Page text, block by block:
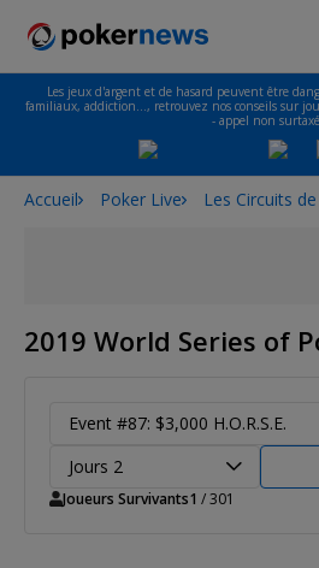
Les jeux d'argent et de hasard peuvent être
familiaux, addiction…, retrouvez nos conseils sur
- appel non
Accueil Poker Live Les Circuits
2019 World Series of
Event #87: $3,000 H.O.R.S.E.
Jours 2
Joueurs Survivants1 / 301